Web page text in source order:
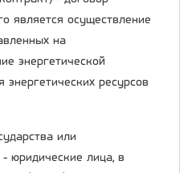
является осуществление
на
энергетической
энергетических ресурсов
или
юридические лица, в